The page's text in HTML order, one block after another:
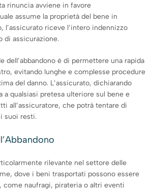
rinuncia avviene in favore
assume la proprietà del bene in
l’assicurato riceve l’intero indennizzo
di assicurazione.
dell’abbandono è di permettere una rapida
evitando lunghe e complesse procedure
del danno. L’assicurato, dichiarando
a qualsiasi pretesa ulteriore sul bene e
all’assicuratore, che potrà tentare di
suoi resti.
rilevante nel settore delle
dove i beni trasportati possono essere
come naufragi, pirateria o altri eventi